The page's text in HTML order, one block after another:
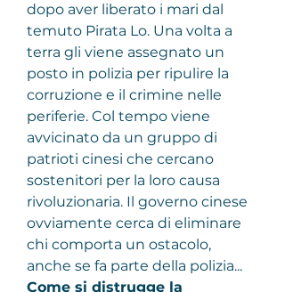
dopo aver liberato i mari dal
temuto Pirata Lo. Una volta a
terra gli viene assegnato un
posto in polizia per ripulire la
corruzione e il crimine nelle
periferie. Col tempo viene
avvicinato da un gruppo di
patrioti cinesi che cercano
sostenitori per la loro causa
rivoluzionaria. Il governo cinese
ovviamente cerca di eliminare
chi comporta un ostacolo,
anche se fa parte della polizia...
Come si distrugge la